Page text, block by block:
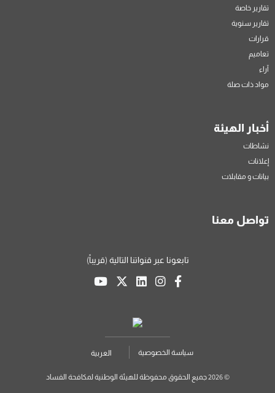
تقارير خاصة
تقارير سنوية
قرارات
تعاميم
آراء
مواد ذات صلة
أخبار الهيئة
نشاطات
إعلانات
بيانات و مقابلات
تواصل معنا
تابعونا عبر قنواتنا التالية (قريباً)
سياسة الخصوصية العربية
© 2026 جميع الحقوق محفوظة للهيئة الوطنية لمكافحة الفساد